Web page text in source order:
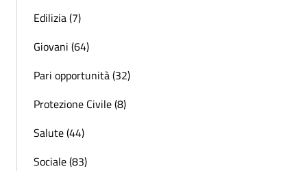
Edilizia (7)
Giovani (64)
Pari opportunità (32)
Protezione Civile (8)
Salute (44)
Sociale (83)